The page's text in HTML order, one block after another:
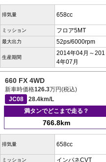
排気量 658cc
ミッション フロア5MT
最大出力 52ps/6000rpm
生産期間
2014年04月～201
4年07月
660 FX 4WD
新車時価格126.3万円(税込)
JC08
28.4km/L
満タンでどこまで走る？
766.8km
排気量 658cc
ミッション インパネCVT